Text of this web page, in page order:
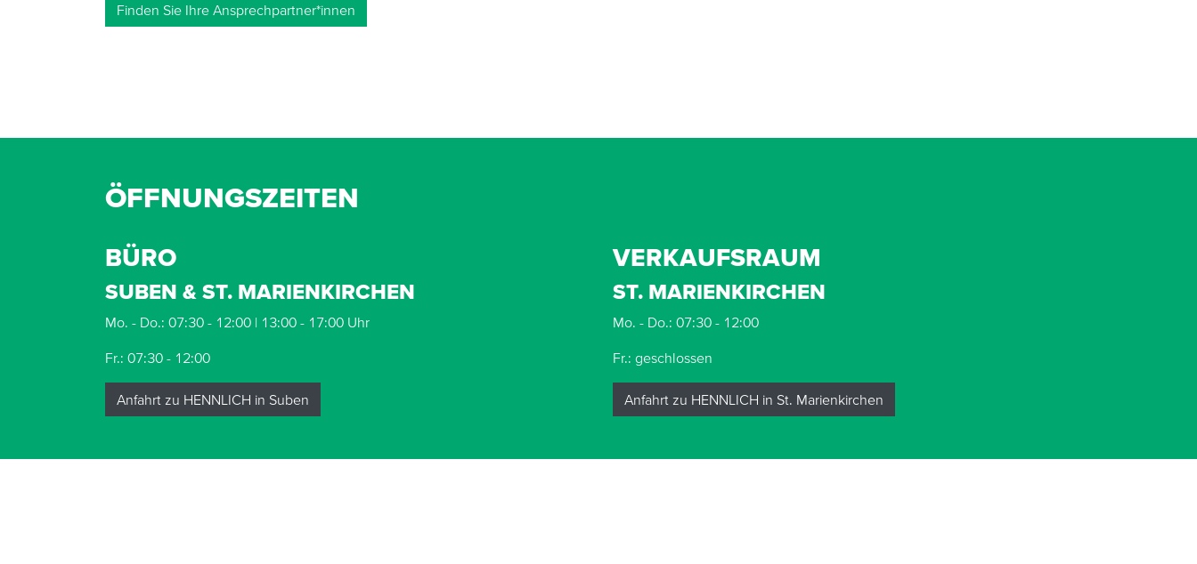
Finden Sie Ihre Ansprechpartner*innen
ÖFFNUNGSZEITEN
BÜRO
SUBEN & ST. MARIENKIRCHEN
Mo. - Do.: 07:30 - 12:00 | 13:00 - 17:00 Uhr
Fr.: 07:30 - 12:00
Anfahrt zu HENNLICH in Suben
VERKAUFSRAUM
ST. MARIENKIRCHEN
Mo. - Do.: 07:30 - 12:00
Fr.: geschlossen
Anfahrt zu HENNLICH in St. Marienkirchen